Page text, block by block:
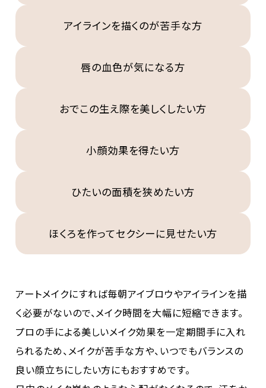
アイラインを描くのが苦手な方
唇の血色が気になる方
おでこの生え際を美しくしたい方
小顔効果を得たい方
ひたいの面積を狭めたい方
ほくろを作ってセクシーに見せたい方
アートメイクにすれば毎朝アイブロウやアイラインを描
く必要がないので、メイク時間を大幅に短縮できます。
プロの手による美しいメイク効果を一定期間手に入れ
られるため、メイクが苦手な方や、いつでもバランスの
良い顔立ちにしたい方にもおすすめです。